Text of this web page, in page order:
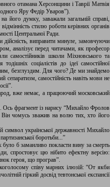
отамана Херсонщини і Таврії Матвія
Яру Федір Уваров”).
його думку, заважали загальній справі,
стилю роботи керівних органів
Центральної Ради.
виправити минуле, замовчуючи
аналізує перед читачами, як професор
самостійників школи Міхновського та
соціалістів до ідеї самостійної
безглуздим. Для чого? Де ми знайдемо
самостійність навіть мови не
вже немає, а працюючий московський
Ось фрагмент із нарису “Михайло Фролов
чомусь зважив на волю тих, хто його
символ української державності Михайло
боротьби...”
б заманливо покласти вину за смерть
спростовує цю нібито ефектну версію:
героя, що програв”.
співу марних ілюзій: “От якби
гіркий досвід тевтонської експансії